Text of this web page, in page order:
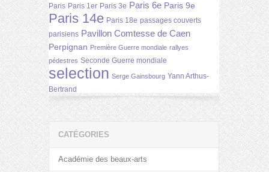
Paris Paris 1er Paris 3e Paris 6e Paris 9e
Paris 14e Paris 18e passages couverts
parisiens Pavillon Comtesse de Caen
Perpignan Première Guerre mondiale rallyes
pédestres Seconde Guerre mondiale
selection Serge Gainsbourg Yann Arthus-
Bertrand
CATÉGORIES
Académie des beaux-arts